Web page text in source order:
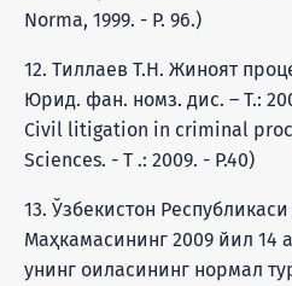
Norma, 1999. - P. 96.)
12. Тиллаев Т.Н. Жиноят
Юрид. фан. номз. дис. – Т.:
Civil litigation in criminal
Sciences. - T .: 2009. - P.40)
13. Ўзбекистон
Маҳкамасининг 2009 йил 14
унинг оиласининг нормал